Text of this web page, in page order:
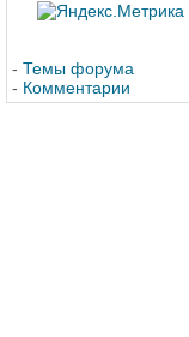
- Темы форума
- Комментарии